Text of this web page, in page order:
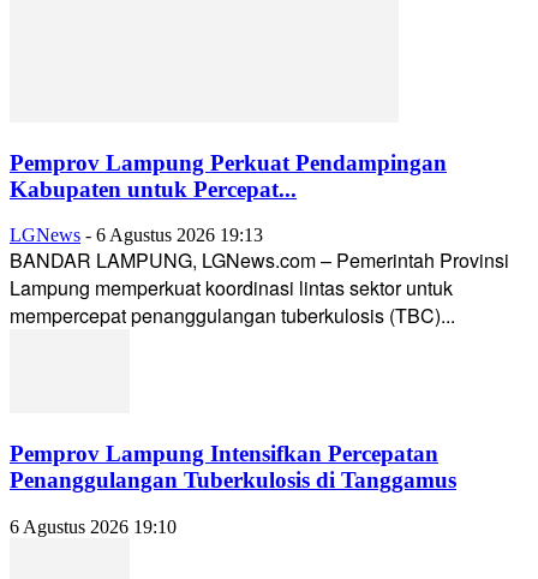
Pemprov Lampung Perkuat Pendampingan
Kabupaten untuk Percepat...
LGNews - 6 Agustus 2026 19:13
BANDAR LAMPUNG, LGNews.com – Pemerintah Provinsi
Lampung memperkuat koordinasi lintas sektor untuk
mempercepat penanggulangan tuberkulosis (TBC)...
Pemprov Lampung Intensifkan Percepatan
Penanggulangan Tuberkulosis di Tanggamus
6 Agustus 2026 19:10